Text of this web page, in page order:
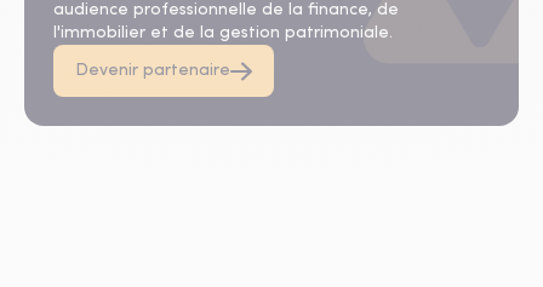
audience professionnelle de la finance, de
l'immobilier et de la gestion patrimoniale.
Devenir partenaire